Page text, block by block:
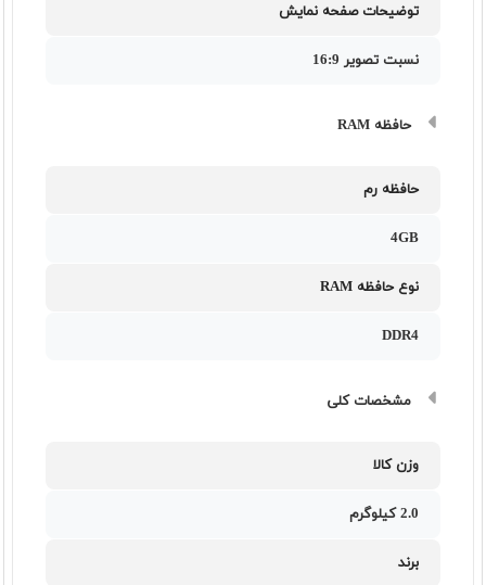
توضیحات صفحه نمایش
نسبت تصویر 16:9
حافظه RAM
حافظه رم
4GB
نوع حافظه RAM
DDR4
مشخصات کلی
وزن کالا
2.0 کیلوگرم
برند